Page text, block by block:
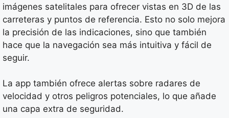
imágenes satelitales para ofrecer vistas en 3D de las
carreteras y puntos de referencia. Esto no solo mejora
la precisión de las indicaciones, sino que también
hace que la navegación sea más intuitiva y fácil de
seguir.
La app también ofrece alertas sobre radares de
velocidad y otros peligros potenciales, lo que añade
una capa extra de seguridad.